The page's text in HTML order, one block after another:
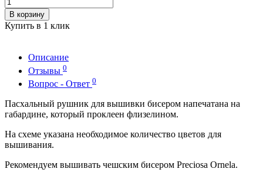
В корзину
Купить в 1 клик
Описание
Отзывы 0
Вопрос - Ответ 0
Пасхальный рушник для вышивки бисером напечатана на
габардине, который проклеен флизелином.
На схеме указана необходимое количество цветов для
вышивания.
Рекомендуем вышивать чешским бисером Preciosa Ornela.